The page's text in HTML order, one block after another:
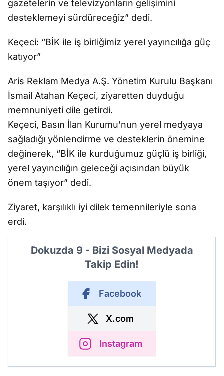
gazetelerin ve televizyonların gelişimini
desteklemeyi sürdüreceğiz” dedi.
Keçeci: “BİK ile iş birliğimiz yerel yayıncılığa güç
katıyor”
Aris Reklam Medya A.Ş. Yönetim Kurulu Başkanı
İsmail Atahan Keçeci, ziyaretten duyduğu
memnuniyeti dile getirdi.
Keçeci, Basın İlan Kurumu’nun yerel medyaya
sağladığı yönlendirme ve desteklerin önemine
değinerek, “BİK ile kurduğumuz güçlü iş birliği,
yerel yayıncılığın geleceği açısından büyük
önem taşıyor” dedi.
Ziyaret, karşılıklı iyi dilek temennileriyle sona
erdi.
Dokuzda 9 - Bizi Sosyal Medyada
Takip Edin!
Facebook
X.com
Instagram